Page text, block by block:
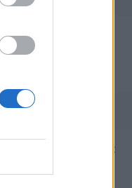
Dĺžka mriežky: